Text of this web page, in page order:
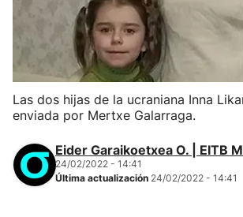
Las dos hijas de la ucraniana Inna
enviada por Mertxe Galarraga.
Eider Garaikoetxea O. | EITB
24/02/2022 - 14:41
Última actualización 24/02/2022 - 14:41